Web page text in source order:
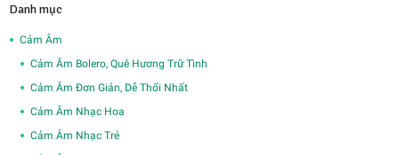
Danh mục
Cảm Âm
Cảm Âm Bolero, Quê Hương Trữ Tình
Cảm Âm Đơn Giản, Dễ Thổi Nhất
Cảm Âm Nhạc Hoa
Cảm Âm Nhạc Trẻ